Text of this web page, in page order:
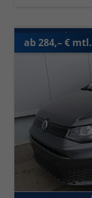
ab 284,– € mtl.